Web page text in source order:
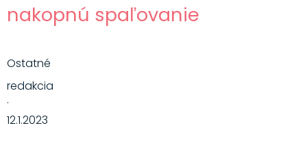
nakopnú spaľovanie
Ostatné
redakcia
·
12.1.2023